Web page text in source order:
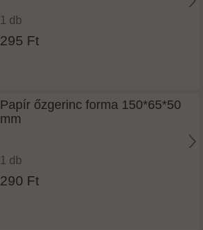
1 db
295 Ft
Papír őzgerinc forma 150*65*50
mm
1 db
290 Ft